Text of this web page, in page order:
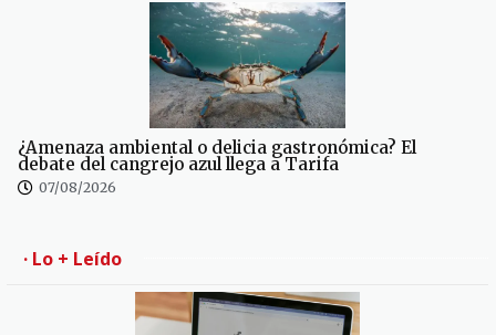
¿Amenaza ambiental o delicia gastronómica? El
debate del cangrejo azul llega a Tarifa
07/08/2026
· Lo + Leído